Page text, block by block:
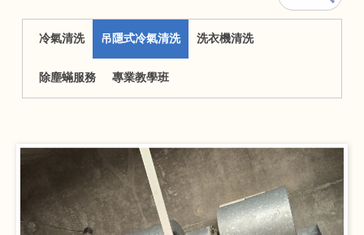
冷氣清洗 吊隱式冷氣清洗 洗衣機清洗
除塵蟎服務 專業教學班